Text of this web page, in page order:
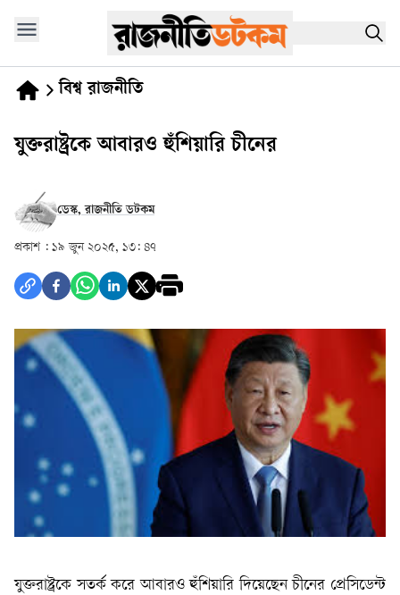
বিশ্ব রাজনীতি
যুক্তরাষ্ট্রকে আবারও হুঁশিয়ারি চীনের
ডেস্ক, রাজনীতি ডটকম
প্রকাশ : ১৯ জুন ২০২৫, ১৩: ৪৭
যুক্তরাষ্ট্রকে সতর্ক করে আবারও হুঁশিয়ারি দিয়েছেন চীনের প্রেসিডেন্ট